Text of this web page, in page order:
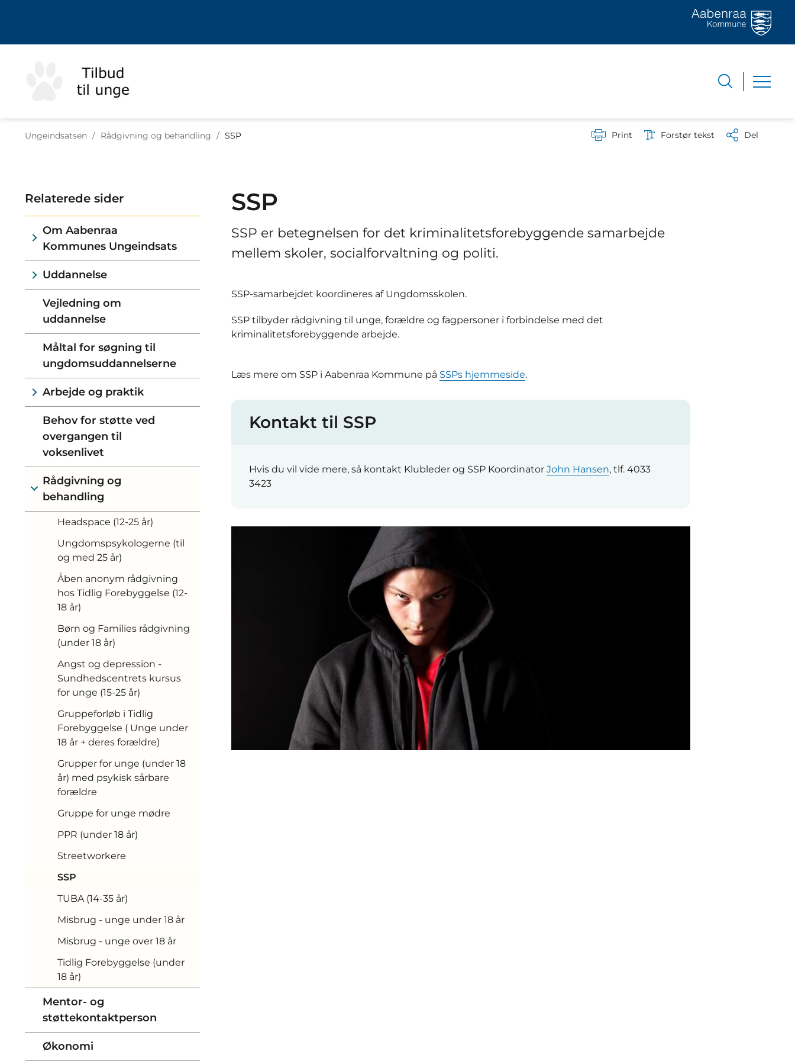
Ungeindsatsen / Tilbage til
Rådgivning og behandling / SSP Print Forstør tekst Del
Relaterede sider
Om Aabenraa
Kommunes Ungeindsats
Uddannelse
Vejledning om
uddannelse
Måltal for søgning til
ungdomsuddannelserne
Arbejde og praktik
Behov for støtte ved
overgangen til
voksenlivet
Rådgivning og
behandling
Headspace (12-25 år)
Ungdomspsykologerne (til
og med 25 år)
Åben anonym rådgivning
hos Tidlig Forebyggelse (12-
18 år)
Børn og Families rådgivning
(under 18 år)
Angst og depression -
Sundhedscentrets kursus
for unge (15-25 år)
Gruppeforløb i Tidlig
Forebyggelse ( Unge under
18 år + deres forældre)
Grupper for unge (under 18
år) med psykisk sårbare
forældre
Gruppe for unge mødre
PPR (under 18 år)
Streetworkere
SSP
TUBA (14-35 år)
Misbrug - unge under 18 år
Misbrug - unge over 18 år
Tidlig Forebyggelse (under
18 år)
Mentor- og
støttekontaktperson
Økonomi
SSP
SSP er betegnelsen for det kriminalitetsforebyggende samarbejde
mellem skoler, socialforvaltning og politi.
SSP-samarbejdet koordineres af Ungdomsskolen.
SSP tilbyder rådgivning til unge, forældre og fagpersoner i forbindelse med det
kriminalitetsforebyggende arbejde.
Læs mere om SSP i Aabenraa Kommune på SSPs hjemmeside.
Kontakt til SSP
Hvis du vil vide mere, så kontakt Klubleder og SSP Koordinator John Hansen, tlf. 4033
3423